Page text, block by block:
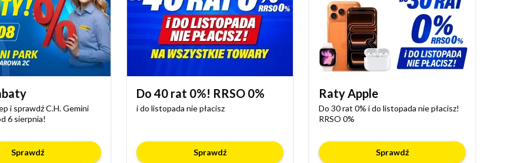
i sprawdź C.H. Gemini
6 sierpnia!
Sprawdź
Do 40 rat 0%! RRSO 0%
i do listopada nie płacisz
Sprawdź
Raty Apple
Do 30 rat 0% i do listopada nie płacisz!
RRSO 0%
Sprawdź